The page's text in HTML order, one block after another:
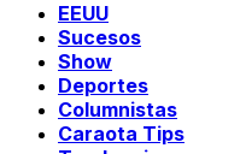
EEUU
Sucesos
Show
Deportes
Columnistas
Caraota Tips